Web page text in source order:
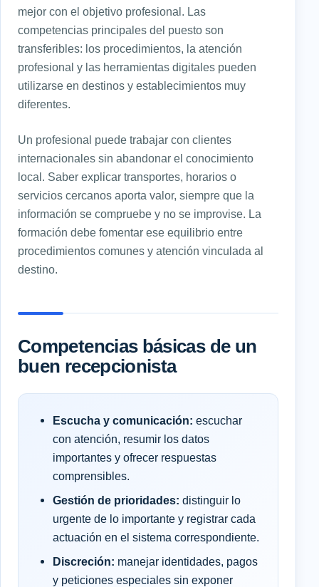
mejor con el objetivo profesional. Las
competencias principales del puesto son
transferibles: los procedimientos, la atención
profesional y las herramientas digitales pueden
utilizarse en destinos y establecimientos muy
diferentes.
Un profesional puede trabajar con clientes
internacionales sin abandonar el conocimiento
local. Saber explicar transportes, horarios o
servicios cercanos aporta valor, siempre que la
información se compruebe y no se improvise. La
formación debe fomentar ese equilibrio entre
procedimientos comunes y atención vinculada al
destino.
Competencias básicas de un
buen recepcionista
Escucha y comunicación: escuchar
con atención, resumir los datos
importantes y ofrecer respuestas
comprensibles.
Gestión de prioridades: distinguir lo
urgente de lo importante y registrar cada
actuación en el sistema correspondiente.
Discreción: manejar identidades, pagos
y peticiones especiales sin exponer